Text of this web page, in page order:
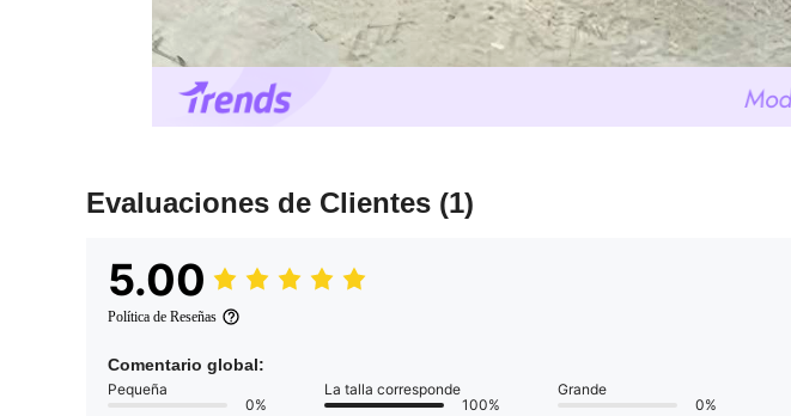
Evaluaciones de Clientes (1)
5.00
Política de Reseñas
Comentario global:
Pequeña
0%
La talla corresponde
100%
Grande
0%